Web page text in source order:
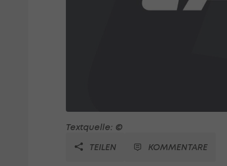
Textquelle: ©
TEILEN
KOMMENTARE